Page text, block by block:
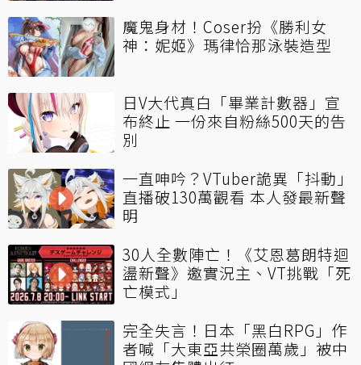
魔鬼身材！Coser扮《勝利女
神：妮姬》瑪律恰那泳裝造型
日V大代真白「畢業計數器」宣
布終止 一份來自粉絲500天的告
別
一直呻吟？VTuber詭異「抖動」
直播破130萬觀看 本人發最新聲
明
30人全數陣亡！《艾恩葛朗特迴
盪新聲》邀實況主、VT挑戰「死
亡模式」
完全失言！日本「黑白RPG」作
者喊「大東亞共榮圈萬歲」被中